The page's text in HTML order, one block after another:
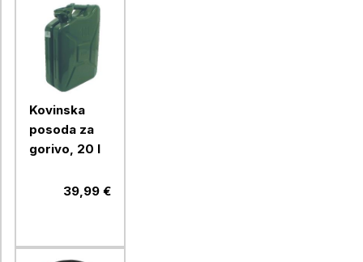
Kovinska
posoda za
gorivo, 20 l
39,99 €